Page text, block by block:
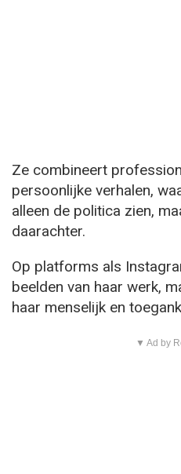
Ze combineert
persoonlijke verhalen,
alleen de politica zien,
daarachter.
Op platforms als
beelden van haar werk,
haar menselijk en
▼ Ad by